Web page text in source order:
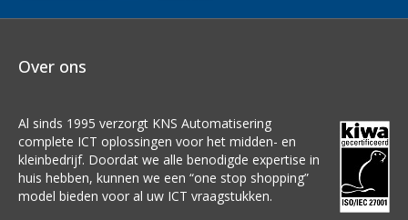
Over ons
Al sinds 1995 verzorgt KNS Automatisering
complete ICT oplossingen voor het midden- en
kleinbedrijf. Doordat we alle benodigde expertise in
huis hebben, kunnen we een “one stop shopping”
model bieden voor al uw ICT vraagstukken.